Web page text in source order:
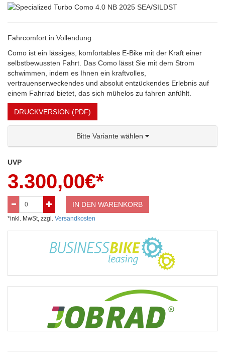
Fahrcomfort in Vollendung
Como ist ein lässiges, komfortables E-Bike mit der Kraft einer
selbstbewussten Fahrt. Das Como lässt Sie mit dem Strom
schwimmen, indem es Ihnen ein kraftvolles,
vertrauenserweckendes und absolut entzückendes Erlebnis auf
einem Fahrrad bietet, das sich mühelos zu fahren anfühlt.
DRUCKVERSION (PDF)
Bitte Variante wählen
UVP
3.300,00€*
IN DEN WARENKORB
*inkl. MwSt, zzgl. Versandkosten